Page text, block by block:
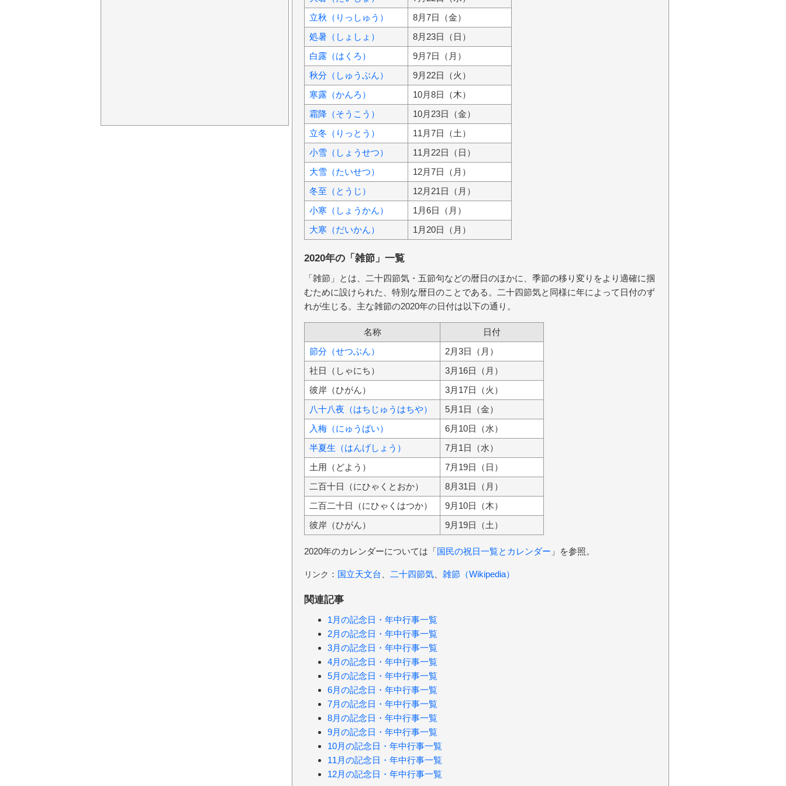
立秋（りっしゅう）
8月7日（金）
処暑（しょしょ）
8月23日（日）
白露（はくろ）
9月7日（月）
秋分（しゅうぶん）
9月22日（火）
寒露（かんろ）
10月8日（木）
霜降（そうこう）
10月23日（金）
立冬（りっとう）
11月7日（土）
小雪（しょうせつ）
11月22日（日）
大雪（たいせつ）
12月7日（月）
冬至（とうじ）
12月21日（月）
小寒（しょうかん）
1月6日（月）
大寒（だいかん）
1月20日（月）
2020年の「雑節」一覧
「雑節」とは、二十四節気・五節句などの暦日のほかに、季節の移り変りをより適確に掴
むために設けられた、特別な暦日のことである。二十四節気と同様に年によって日付のず
れが生じる。主な雑節の2020年の日付は以下の通り。
名称
日付
節分（せつぶん）
2月3日（月）
社日（しゃにち）
3月16日（月）
彼岸（ひがん）
3月17日（火）
八十八夜（はちじゅうはちや）
5月1日（金）
入梅（にゅうばい）
6月10日（水）
半夏生（はんげしょう）
7月1日（水）
土用（どよう）
7月19日（日）
二百十日（にひゃくとおか）
8月31日（月）
二百二十日（にひゃくはつか）
9月10日（木）
彼岸（ひがん）
9月19日（土）
2020年のカレンダーについては「国民の祝日一覧とカレンダー 」を参照。
リンク ： 国立天文台 二十四節気 雑節（Wikipedia）
関連記事
1月の記念日・年中行事一覧
2月の記念日・年中行事一覧
3月の記念日・年中行事一覧
4月の記念日・年中行事一覧
5月の記念日・年中行事一覧
6月の記念日・年中行事一覧
7月の記念日・年中行事一覧
8月の記念日・年中行事一覧
9月の記念日・年中行事一覧
10月の記念日・年中行事一覧
11月の記念日・年中行事一覧
12月の記念日・年中行事一覧